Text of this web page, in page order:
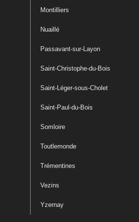
Montilliers
Nuaillé
Passavant-sur-Layon
Saint-Christophe-du-Bois
Saint-Léger-sous-Cholet
Saint-Paul-du-Bois
Somloire
Toutlemonde
Trémentines
Vezins
Yzernay